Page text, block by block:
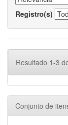
Registro(s)
Resultado 1-3
Conjunto de